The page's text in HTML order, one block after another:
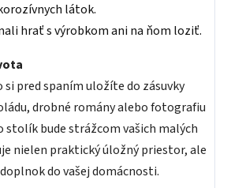
látok.
hrať s výrobkom ani na ňom loziť.
si pred spaním uložíte do zásuvky
drobné romány alebo fotografiu
stolík bude strážcom vašich malých
nielen praktický úložný priestor, ale
do vašej domácnosti.